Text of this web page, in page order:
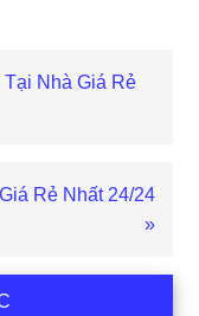
Nhà Giá Rẻ
Rẻ Nhất 24/24
»